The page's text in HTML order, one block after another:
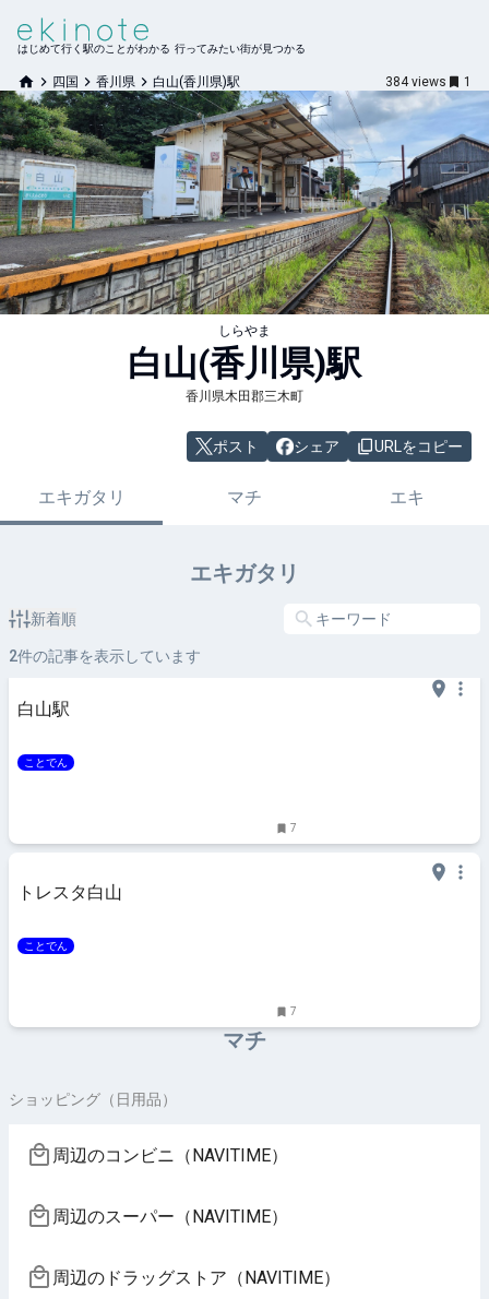
はじめて行く駅のことがわかる 行ってみたい街が見つかる
四国 香川県 白山(香川県)駅 384 views 1
しらやま
白山(香川県)駅
香川県木田郡三木町
ポスト シェア URLをコピー
エキガタリ マチ エキ
エキガタリ
新着順
2件の記事を表示しています
白山駅
ことでん
7
トレスタ白山
ことでん
7
マチ
ショッピング（日用品）
周辺のコンビニ（NAVITIME）
周辺のスーパー（NAVITIME）
周辺のドラッグストア（NAVITIME）